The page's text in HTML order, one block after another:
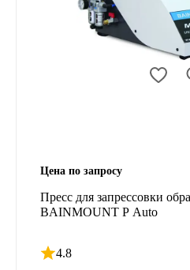
Цена по запросу
Пресс для запрессовки
BAINMOUNT P Auto
4.8
Рейтинг 4.8 из 5